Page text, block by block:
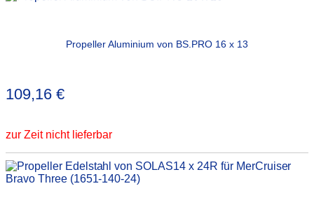
Propeller Aluminium von BS.PRO 16 x 13
109,16 €
zur Zeit nicht lieferbar